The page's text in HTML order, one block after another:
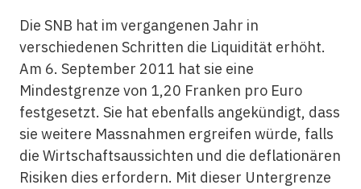
Die SNB hat im vergangenen Jahr in
verschiedenen Schritten die Liquidität erhöht.
Am 6. September 2011 hat sie eine
Mindestgrenze von 1,20 Franken pro Euro
festgesetzt. Sie hat ebenfalls angekündigt, dass
sie weitere Massnahmen ergreifen würde, falls
die Wirtschaftsaussichten und die deflationären
Risiken dies erfordern. Mit dieser Untergrenze